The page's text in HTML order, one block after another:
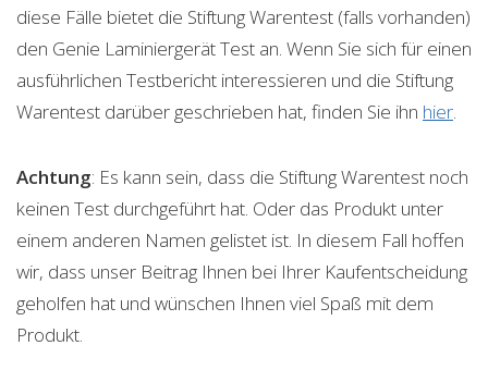
diese Fälle bietet die Stiftung Warentest (falls vorhanden)
den Genie Laminiergerät Test an. Wenn Sie sich für einen
ausführlichen Testbericht interessieren und die Stiftung
Warentest darüber geschrieben hat, finden Sie ihn hier.
Achtung: Es kann sein, dass die Stiftung Warentest noch
keinen Test durchgeführt hat. Oder das Produkt unter
einem anderen Namen gelistet ist. In diesem Fall hoffen
wir, dass unser Beitrag Ihnen bei Ihrer Kaufentscheidung
geholfen hat und wünschen Ihnen viel Spaß mit dem
Produkt.